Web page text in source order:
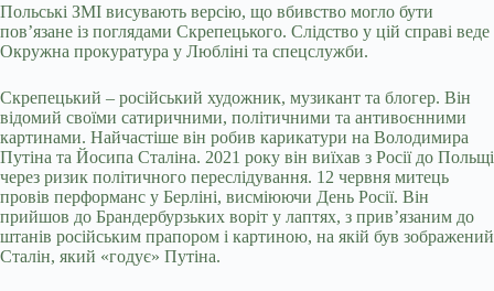
Польські ЗМІ висувають версію, що вбивство могло бути
пов’язане із поглядами Скрепецького. Слідство у цій справі веде
Окружна прокуратура у Любліні та спецслужби.
Скрепецький – російський художник, музикант та блогер. Він
відомий своїми сатиричними, політичними та антивоєнними
картинами. Найчастіше він робив карикатури на Володимира
Путіна та Йосипа Сталіна. 2021 року він виїхав з Росії до Польщі
через ризик політичного переслідування. 12 червня митець
провів перформанс у Берліні, висміюючи День Росії. Він
прийшов до Брандербурзьких воріт у лаптях, з прив’язаним до
штанів російським прапором і картиною, на якій був зображений
Сталін, який «годує» Путіна.